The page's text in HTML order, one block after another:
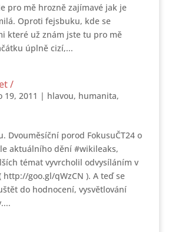
pro mě hrozně zajímavé jak je
Oproti fejsbuku, kde se
které už znám jste tu pro mě
úplně cizí,...
/
19, 2011 | hlavou, humanita,
Dvouměsíční porod FokusuČT24 o
aktuálního dění #wikileaks,
témat vyvrcholil odvysíláním v
http://goo.gl/qWzCN ). A teď se
do hodnocení, vysvětlování